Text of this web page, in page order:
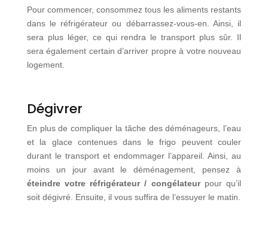
Pour commencer, consommez tous les aliments restants
dans le réfrigérateur ou débarrassez-vous-en. Ainsi, il
sera plus léger, ce qui rendra le transport plus sûr. Il
sera également certain d’arriver propre à votre nouveau
logement.
Dégivrer
En plus de compliquer la tâche des déménageurs, l’eau
et la glace contenues dans le frigo peuvent couler
durant le transport et endommager l’appareil. Ainsi, au
moins un jour avant le déménagement, pensez à
éteindre votre réfrigérateur / congélateurpour qu’il
soit dégivré. Ensuite, il vous suffira de l’essuyer le matin.